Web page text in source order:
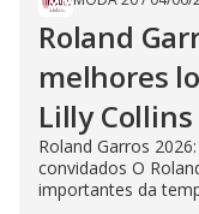
Roland
melhores
Lilly
Roland Garros
convidados O
importantes da